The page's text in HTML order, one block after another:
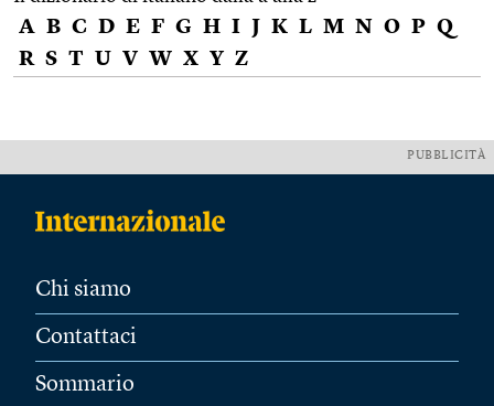
A B C D E F G H I J K L M N O P Q
R S T U V W X Y Z
PUBBLICITÀ
Chi siamo
Contattaci
Sommario